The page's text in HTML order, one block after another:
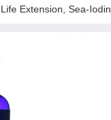
Life Extension, Sea-